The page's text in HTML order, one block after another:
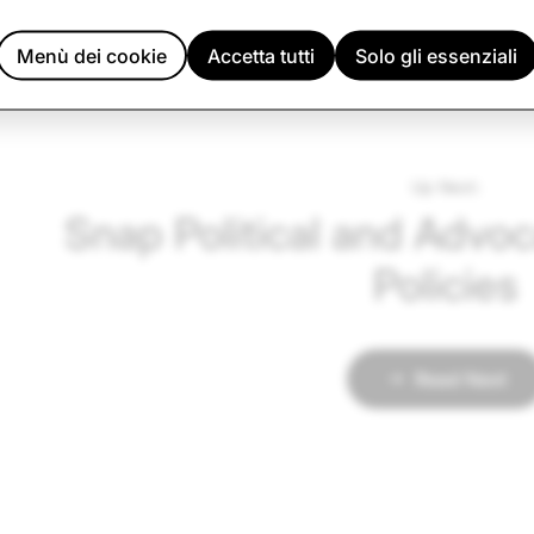
Snap Political and
Policies
Solo gli essenziali
Accetta tutti
Menù dei cookie